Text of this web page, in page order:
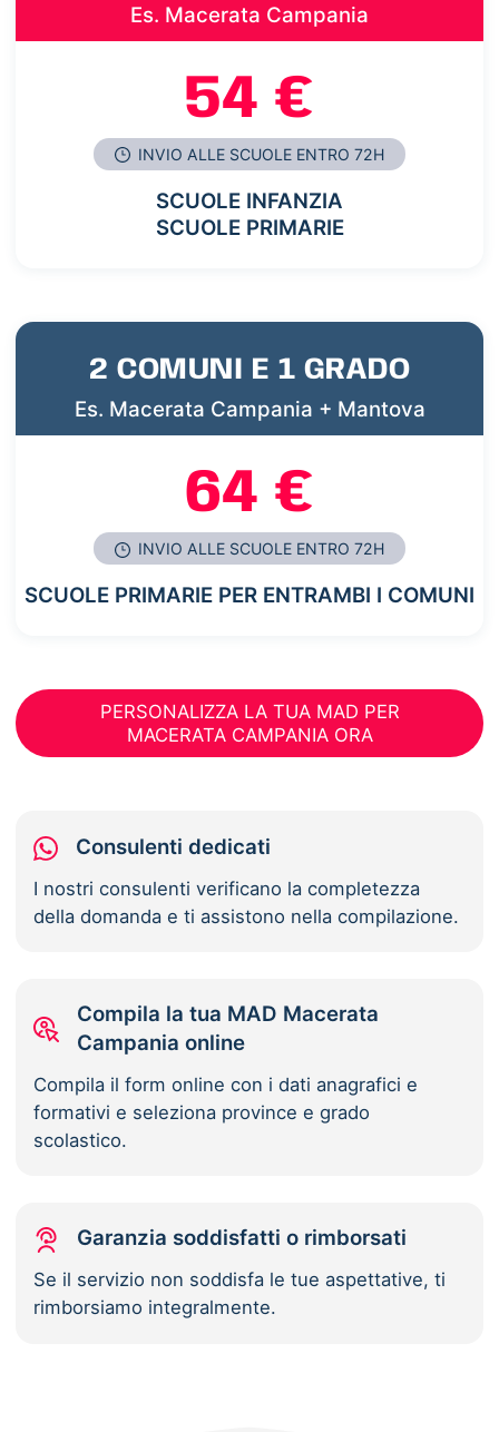
Es. Macerata Campania
54 €
INVIO ALLE SCUOLE ENTRO 72H
SCUOLE INFANZIA
SCUOLE PRIMARIE
2 COMUNI E 1 GRADO
Es. Macerata Campania + Mantova
64 €
INVIO ALLE SCUOLE ENTRO 72H
SCUOLE PRIMARIE PER ENTRAMBI I COMUNI
PERSONALIZZA LA TUA MAD PER
MACERATA CAMPANIA ORA
Consulenti dedicati
I nostri consulenti verificano la completezza
della domanda e ti assistono nella compilazione.
Compila la tua MAD Macerata
Campania online
Compila il form online con i dati anagrafici e
formativi e seleziona province e grado
scolastico.
Garanzia soddisfatti o rimborsati
Se il servizio non soddisfa le tue aspettative, ti
rimborsiamo integralmente.